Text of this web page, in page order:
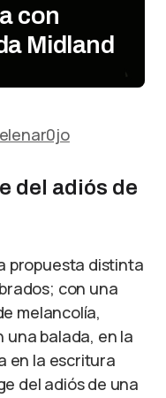
con
Midland
del adiós de
propuesta distinta
con una
melancolía,
una balada, en la
en la escritura
del adiós de una